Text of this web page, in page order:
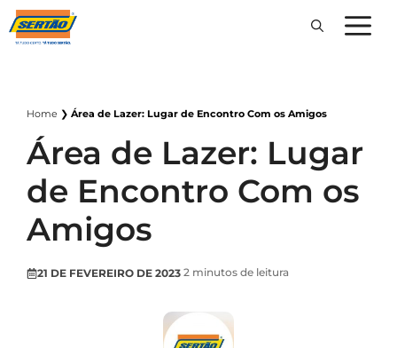
Pular
para
Home ❯ Área de Lazer: Lugar de Encontro Com os Amigos
Área de Lazer: Lugar
de Encontro Com os
Amigos
21 DE FEVEREIRO DE 2023 2minutos de leitura